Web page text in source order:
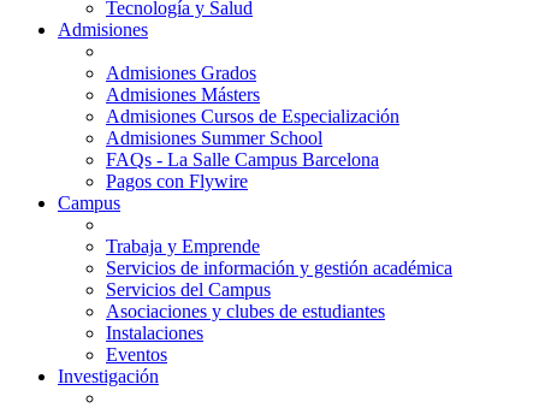
Tecnología y Salud
Admisiones
Admisiones Grados
Admisiones Másters
Admisiones Cursos de Especialización
Admisiones Summer School
FAQs - La Salle Campus Barcelona
Pagos con Flywire
Campus
Trabaja y Emprende
Servicios de información y gestión académica
Servicios del Campus
Asociaciones y clubes de estudiantes
Instalaciones
Eventos
Investigación